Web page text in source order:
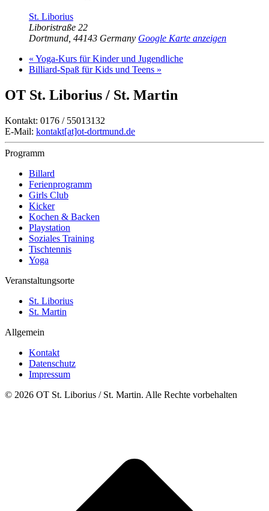
St. Liborius
Liboristraße 22
Dortmund 44143 Germany Google Karte anzeigen
« Yoga-Kurs für Kinder und Jugendliche
Billiard-Spaß für Kids und Teens »
OT St. Liborius / St. Martin
Kontakt: 0176 / 55013132
E-Mail: kontakt[at]ot-dortmund.de
Programm
Billard
Ferienprogramm
Girls Club
Kicker
Kochen & Backen
Playstation
Soziales Training
Tischtennis
Yoga
Veranstaltungsorte
St. Liborius
St. Martin
Allgemein
Kontakt
Datenschutz
Impressum
© 2026 OT St. Liborius / St. Martin. Alle Rechte vorbehalten